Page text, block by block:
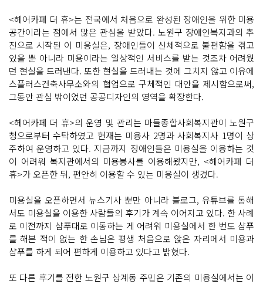
<헤어카페 더 휴>는 전국에서 처음으로 완성된 장애인을 위한 미용
공간이라는 점에서 많은 관심을 받았다. 노원구 장애인복지과의 추
진으로 시작된 이 미용실은, 장애인들이 신체적으로 불편함을 겪고
있을 뿐 아니라 미용이라는 일상적인 서비스를 받는 것조차 어려웠
던 현실을 드러낸다. 또한 현실을 드러내는 것에 그치지 않고 이유에
스플러스건축사무소와의 협업으로 구체적인 대안을 제시함으로써,
그동안 관심 밖이었던 공공디자인의 영역을 확장한다.
<헤어카페 더 휴>의 운영 및 관리는 마들종합사회복지관이 노원구
청으로부터 수탁하였고 현재는 미용사 2명과 사회복지사 1명이 상
주하여 운영하고 있다. 지금까지 장애인들은 미용실을 이용하는 것
이 어려워 복지관에서의 미용봉사를 이용해왔지만, <헤어카페 더
휴>가 오픈한 뒤, 편안히 이용할 수 있는 미용실이 생겼다.
미용실을 오픈하면서 뉴스기사 뿐만 아니라 블로그, 유튜브를 통해
서도 미용실을 이용한 사람들의 후기가 계속 이어지고 있다. 한 사례
로 이전까지 샴푸대로 이동하는 게 어려워 미용실에서 한 번도 샴푸
를 해본 적이 없는 한 손님은 평생 처음으로 앉은 자리에서 미용과
샴푸를 하게 되어 편하게 이용하고 있다고 밝혔다.
또 다른 후기를 전한 노원구 상계동 주민은 기존의 미용실에서는 이